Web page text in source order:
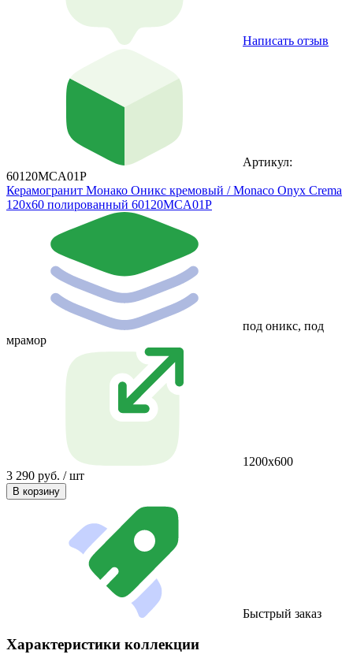
Написать отзыв
Артикул:
60120MCA01P
Керамогранит Монако Оникс кремовый / Monaco Onyx Crema
120х60 полированный 60120MCA01P
под оникс, под
мрамор
1200х600
3 290 руб. / шт
В корзину
Быстрый заказ
Характеристики коллекции